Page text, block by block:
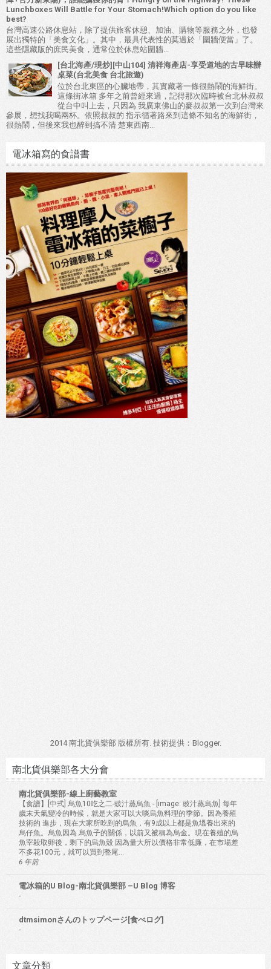
Lunchboxes Will Battle for Your Stomach!Which option do you like
best?
台灣高速公路休息站，除了提供旅客休憩、加油、購物等服務之外，也發
展出獨特的「美食文化」。其中，最具代表性的莫過於「圍牆便當」了。
這些隱藏版的庶民美食，通常位於休息站圍牆...
[台北海產/現炒][中山104] 清祥海產店-享受道地的古早味辦
桌菜(台北美食 台北旅遊)
位於台北東區的心臟地帶，其實藏著一條很熱鬧的海鮮街。
這條街冰箱 多年之前曾經來過，記得那次臨時被台北林叔叔
從台中叫上去，只因為 我廣東佛山的麥叔叔第一次到台灣來
參展，想找我喝兩杯。依照叔叔的 指示循著路來到這條不知名的海鮮街，
很熱鬧，但後來我也醉到搞不清 楚東西南...
電冰箱寫的食譜書
2014 南北貨俱樂部 版權所有. 技術提供： Blogger.
南北貨俱樂部各大分會
南北貨俱樂部-線上廚藝教室
【食譜】[中式] 烏魚10吃之二-豉汁蒸烏魚 - [image: 豉汁蒸烏魚] 每年
歲末天氣變冷的時候，就是大家可以大啖烏魚料理的季節。因為養殖
技術的 進步，現在大家所吃到的烏魚，有9成以上都是魚塭養出來的
烏仔魚。烏魚因為 烏魚子的關係，以前又被稱為烏金。現在養殖的烏
魚宰殺取卵後，剩下的烏魚殼 因為量大所以價格非常低廉，在市場差
不多花100元，就可以買到整尾...
6 年前
電冰箱的U Blog-南北貨俱樂部 –U Blog 博客
-
dtmsimonさんのトップページ[食べログ]
-
文章分類